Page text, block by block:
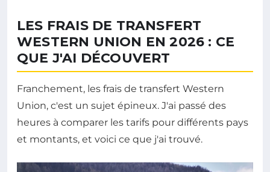
LES FRAIS DE TRANSFERT
WESTERN UNION EN 2026 : CE
QUE J'AI DÉCOUVERT
Franchement, les frais de transfert Western
Union, c'est un sujet épineux. J'ai passé des
heures à comparer les tarifs pour différents pays
et montants, et voici ce que j'ai trouvé.